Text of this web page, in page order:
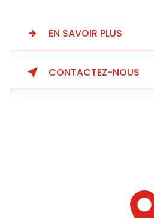
EN SAVOIR PLUS
CONTACTEZ-NOUS